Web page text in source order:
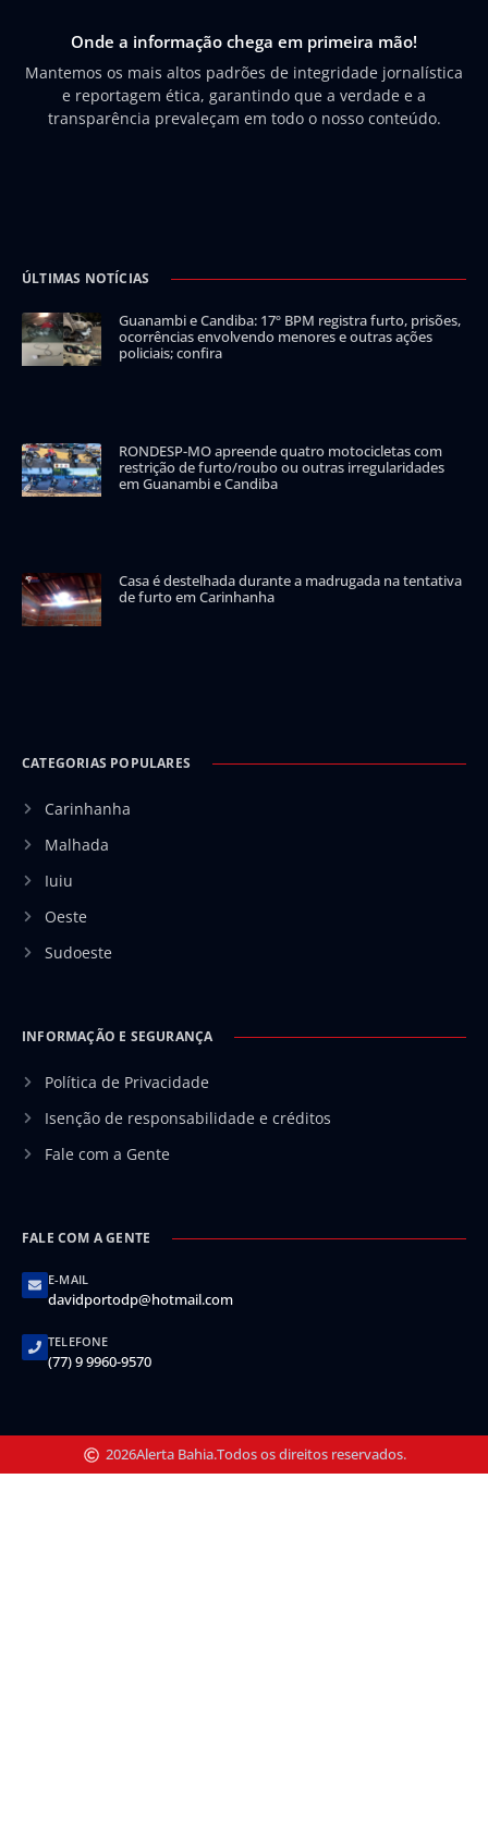
Onde a informação chega em primeira mão!
Mantemos os mais altos padrões de integridade jornalística
e reportagem ética, garantindo que a verdade e a
transparência prevaleçam em todo o nosso conteúdo.
ÚLTIMAS NOTÍCIAS
Guanambi e Candiba: 17º BPM registra furto, prisões,
ocorrências envolvendo menores e outras ações
policiais; confira
RONDESP-MO apreende quatro motocicletas com
restrição de furto/roubo ou outras irregularidades
em Guanambi e Candiba
Casa é destelhada durante a madrugada na tentativa
de furto em Carinhanha
CATEGORIAS POPULARES
Carinhanha
Malhada
Iuiu
Oeste
Sudoeste
INFORMAÇÃO E SEGURANÇA
Política de Privacidade
Isenção de responsabilidade e créditos
Fale com a Gente
FALE COM A GENTE
E-MAIL
davidportodp@hotmail.com
TELEFONE
(77) 9 9960-9570
2026Alerta Bahia.Todos os direitos reservados.